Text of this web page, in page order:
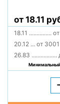
от 18.11
18.11 ...............
20.12 ... от
26.83 .................
-